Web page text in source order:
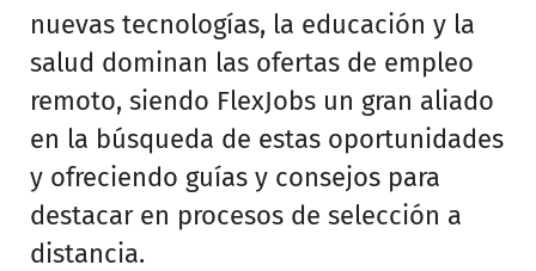
nuevas tecnologías, la educación y la
salud dominan las ofertas de empleo
remoto, siendo FlexJobs un gran aliado
en la búsqueda de estas oportunidades
y ofreciendo guías y consejos para
destacar en procesos de selección a
distancia.